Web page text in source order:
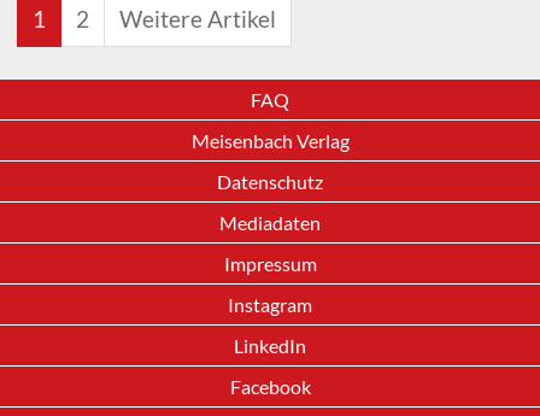
1 2 Weitere Artikel
FAQ
Meisenbach Verlag
Datenschutz
Mediadaten
Impressum
Instagram
LinkedIn
Facebook